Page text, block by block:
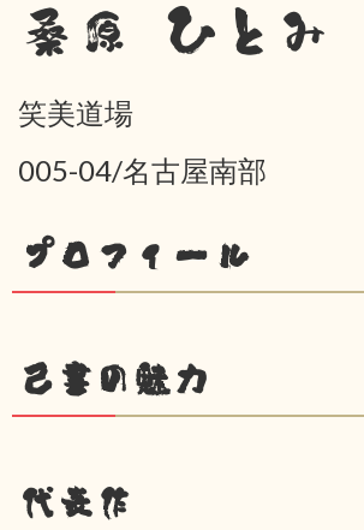
桑原 ひとみ
笑美道場
005-04/名古屋南部
プロフィール
己書の魅力
代表作